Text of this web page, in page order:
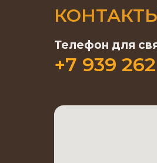
Телефон для
+7 939